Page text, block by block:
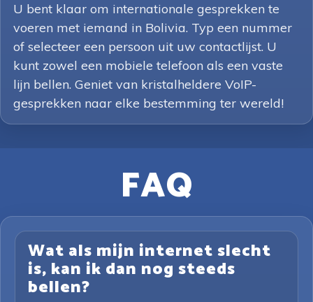
U bent klaar om internationale gesprekken te
voeren met iemand in Bolivia. Typ een nummer
of selecteer een persoon uit uw contactlijst. U
kunt zowel een mobiele telefoon als een vaste
lijn bellen. Geniet van kristalheldere VoIP-
gesprekken naar elke bestemming ter wereld!
FAQ
Wat als mijn internet slecht
is, kan ik dan nog steeds
bellen?